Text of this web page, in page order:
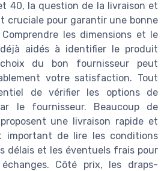
40, la question de la livraison et
cruciale pour garantir une bonne
les dimensions et le
aidés à identifier le produit
du bon fournisseur peut
votre satisfaction. Tout
de vérifier les options de
le fournisseur. Beaucoup de
une livraison rapide et
important de lire les conditions
délais et les éventuels frais pour
Côté prix, les draps-